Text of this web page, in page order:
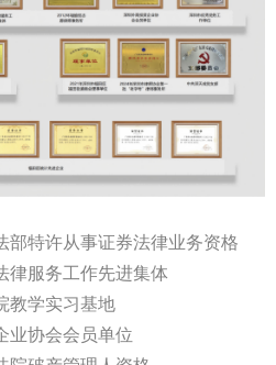
部特许从事证券法律业务资格
律服务工作先进集体
教学实习基地
业协会会员单位